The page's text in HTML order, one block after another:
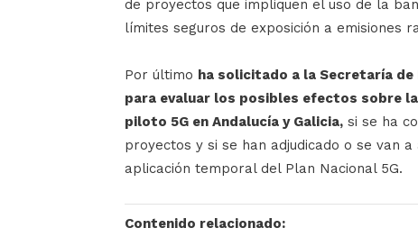
de proyectos que impliquen el uso de la
límites seguros de exposición a emisiones
Por último ha solicitado a la Secretaría
para evaluar los posibles efectos sobre
piloto 5G en Andalucía y Galicia, si se ha
proyectos y si se han adjudicado o se van
aplicación temporal del Plan Nacional 5G.
Contenido relacionado: